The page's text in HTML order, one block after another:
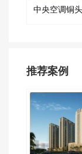
中央空调铜
推荐案例